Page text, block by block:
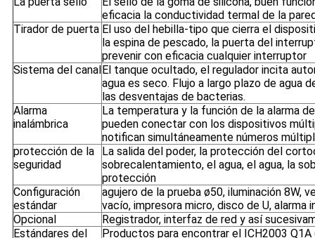
eficacia la conductividad termal de la
Tirador de puerta El uso del hebilla-tipo que cierra el
la espina de pescado, la puerta del
prevenir con eficacia cualquier interruptor
Sistema del canal El tanque ocultado, el regulador incita
agua es seco. Flujo a largo plazo de agua
las desventajas de bacterias.
Alarma
inalámbrica
La temperatura y la función de la alarma
pueden conectar con los dispositivos
notifican simultáneamente números
protección de la
seguridad
La salida del poder, la protección del
sobrecalentamiento, el agua, el agua, la
protección
Configuración
estándar
agujero de la prueba ø50, iluminación 8W,
vacío, impresora micro, disco de U, alarma
Opcional
Registrador, interfaz de red y así
Estándares del
Productos para encontrar el ICH2003